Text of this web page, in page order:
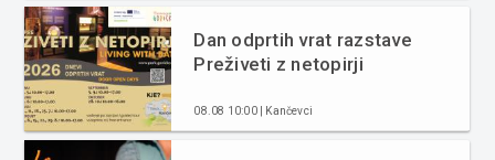
Dan odprtih vrat razstave
Preživeti z netopirji
08.08 10:00 | Kančevci